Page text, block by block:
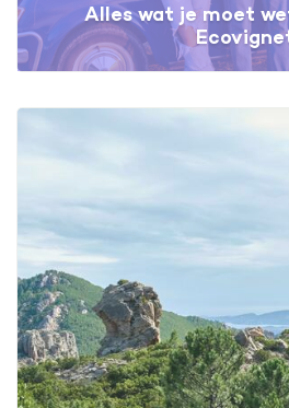
Alles wat je moet